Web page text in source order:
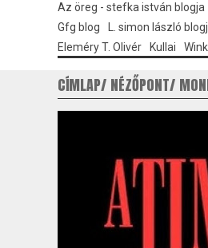
Az öreg - stefka istván blogja
Gfg blog
L. simon lászló
Eleméry T. Olivér
Kullai
CÍMLAP NÉZŐPONT